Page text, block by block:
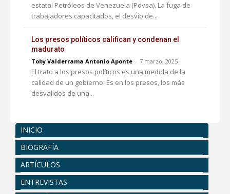
estatal Petróleos de Venezuela (Pdvsa). La fuga de
trabajadores capacitados, el desvío de...
Los presos políticos califican y condenan el
madurato
Toby Valderrama Antonio Aponte - 7 marzo, 2025
El trato a los presos políticos es una medida de la
calidad de un gobierno. Es en los presos, los más
desvalidos de una...
INICIO
BIOGRAFÍA
ARTÍCULOS
ENTREVISTAS